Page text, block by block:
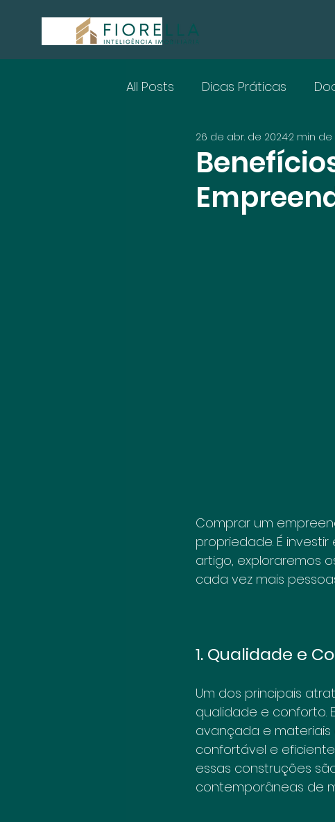
All Posts Dicas Práticas
26 de abr. de 20242 min de
Comprar um
propriedade. É
artigo, exploraremos
cada vez mais
1. Qualidade e
Um dos principais
qualidade e conforto.
avançada e
confortável e
essas construções
contemporâneas de